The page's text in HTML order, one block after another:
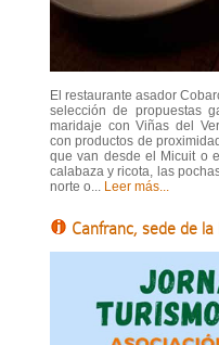
El restaurante asador
selección de propuestas
maridaje con Viñas del
con productos de
que van desde el Micuit o
calabaza y ricota, las
norte o... Leer más...
Canfranc, sede de